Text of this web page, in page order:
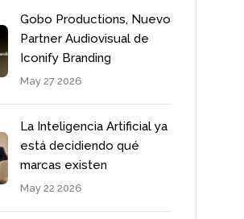
Gobo Productions, Nuevo
Partner Audiovisual de
Iconify Branding
May 27 2026
La Inteligencia Artificial ya
está decidiendo qué
marcas existen
May 22 2026